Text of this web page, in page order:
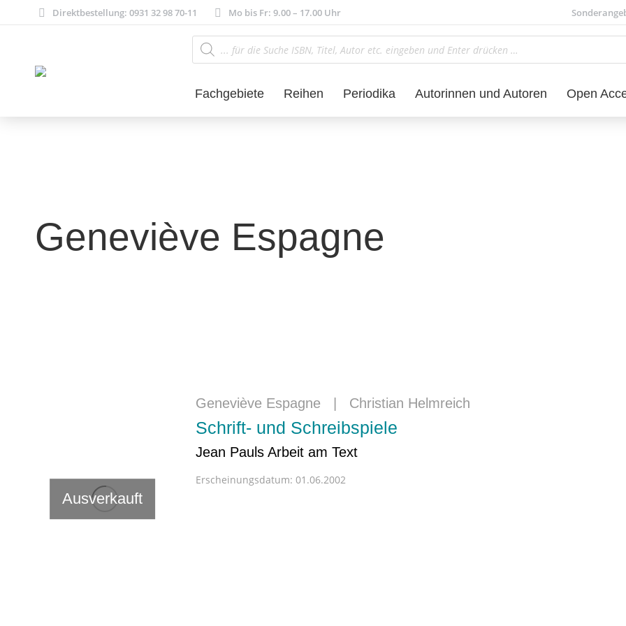
Direktbestellung: 0931 32 98 70-11 Mo bis Fr: 9.00 – 17.00 Uhr
Products
search
Fachgebiete Reihen Periodika Autorinnen und Autoren Open
Geneviève Espagne
Ausverkauft
Geneviève Espagne Christian Helmreich
Schrift- und Schreibspiele
Jean Pauls Arbeit am Text
Erscheinungsdatum: 01.06.2002